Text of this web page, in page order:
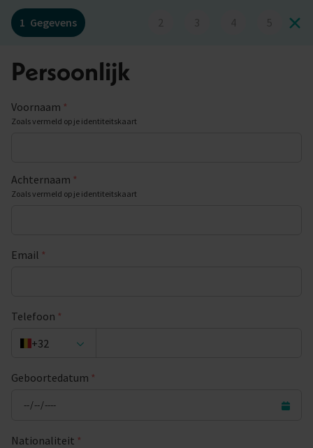
1 Gegevens 2 3 4 5
Persoonlijk
Voornaam *
Zoals vermeld op je identiteitskaart
Achternaam *
Zoals vermeld op je identiteitskaart
Email *
Telefoon *
+32
Geboortedatum *
Nationaliteit *